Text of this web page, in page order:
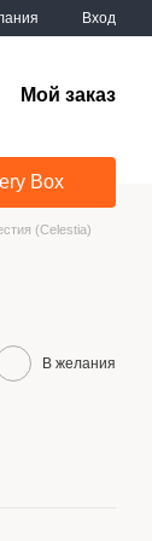
Вход
Мой заказ
Box
(Celestia)
В желания